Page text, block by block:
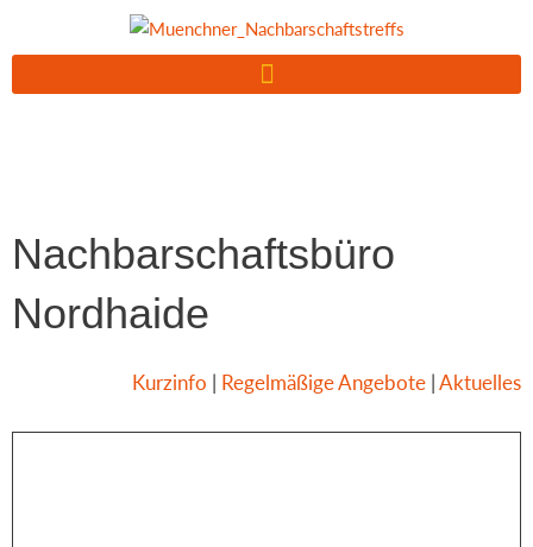
Nachbarschaftsbüro
Nordhaide
Kurzinfo | Regelmäßige Angebote |Aktuelles